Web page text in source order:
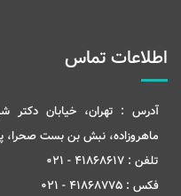
اطلاعات تماس
آدرس : تهران، خیابان
ماهروزاده، نبش بن بست صحرا،
تلفن : 41868617 - 021
فکس : 41868775 - 021